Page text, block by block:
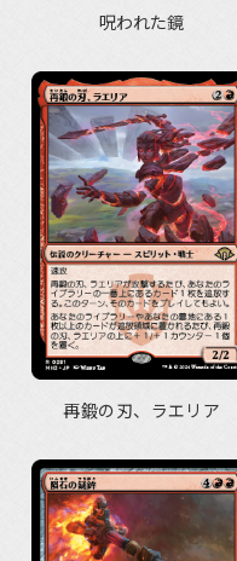
呪われた鏡
再鍛の刃、ラエリア